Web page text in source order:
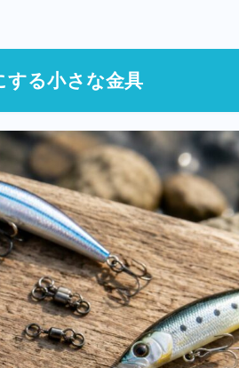
する小さな金具